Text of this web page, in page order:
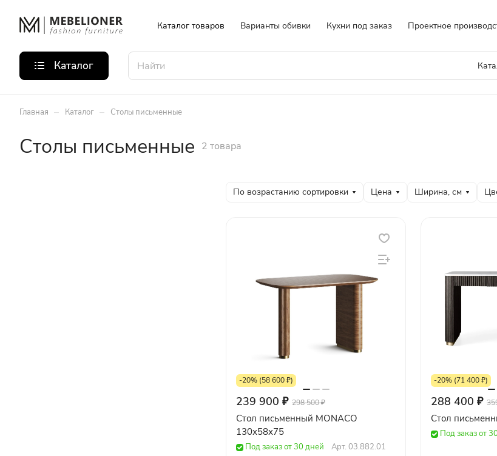
Каталог товаров Варианты обивки Кухни под заказ Проектное
Каталог
Главная – Каталог – Столы письменные
Столы письменные 2 товара
По возрастанию сортировки Цена Ширина, см
-20% (58 600 ₽)
239 900 ₽ 298 500 ₽
Стол письменный MONACO
130х58х75
Под заказ от 30 дней Арт. 03.882.01
-20% (71 400 ₽)
288 400 ₽
Стол
Под заказ от